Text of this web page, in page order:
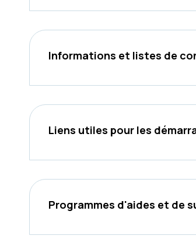
Informations et listes de
Liens utiles pour les
Programmes d'aides et de